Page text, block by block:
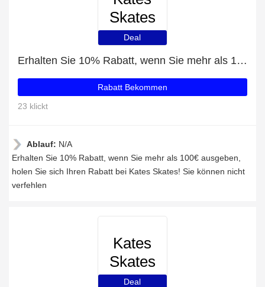
Skates
Deal
Erhalten Sie 10% Rabatt, wenn Sie mehr als 100€ ausgeben
Rabatt Bekommen
23 klickt
Ablauf: N/A
Erhalten Sie 10% Rabatt, wenn Sie mehr als 100€ ausgeben,
holen Sie sich Ihren Rabatt bei Kates Skates! Sie können nicht
verfehlen
Kates
Skates
Deal